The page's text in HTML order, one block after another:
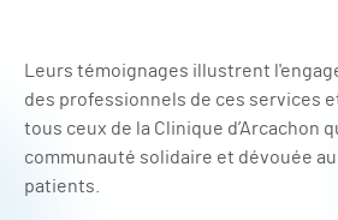
Leurs témoignages illustrent
des professionnels de ces services
tous ceux de la Clinique d’Arcachon
communauté solidaire et dévouée
patients.